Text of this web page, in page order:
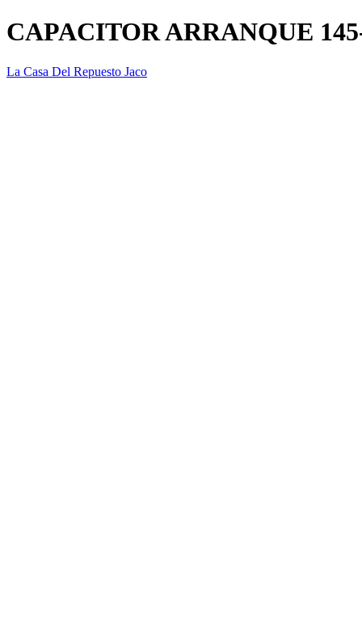
CAPACITOR ARRANQUE
La Casa Del Repuesto Jaco